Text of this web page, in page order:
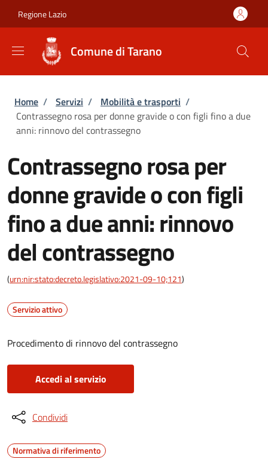
Regione Lazio
Comune di Tarano
Briciole di pane
Home / Servizi / Mobilità e trasporti /
Contrassegno rosa per donne gravide o con figli fino a due
anni: rinnovo del contrassegno
Contrassegno rosa per
donne gravide o con figli
fino a due anni: rinnovo
del contrassegno
(urn:nir:stato:decreto.legislativo:2021-09-10;121)
Servizio attivo
Procedimento di rinnovo del contrassegno
Accedi al servizio
Condividi
Normativa di riferimento